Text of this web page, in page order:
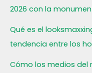
2026 con la
Qué es el
tendencia entre los
Cómo los medios del